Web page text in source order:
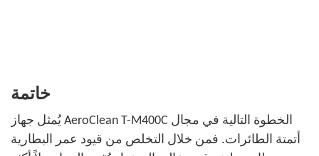
خاتمة
يُمثل جهاز AeroClean T-M400C الخطوة التالية في مجال
أتمتة الطائرات. فمن خلال التخلص من قيود عمر البطارية